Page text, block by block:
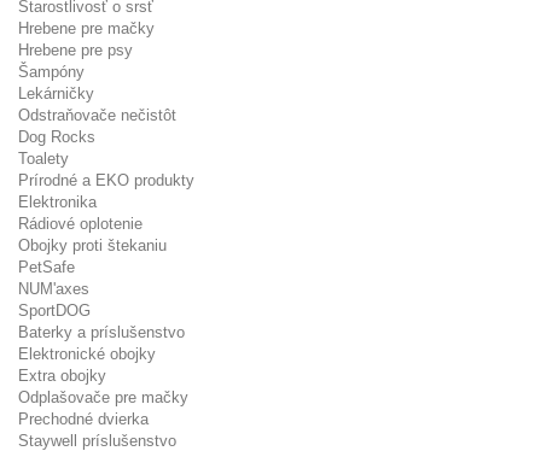
Starostlivosť o srsť
Hrebene pre mačky
Hrebene pre psy
Šampóny
Lekárničky
Odstraňovače nečistôt
Dog Rocks
Toalety
Prírodné a EKO produkty
Elektronika
Rádiové oplotenie
Obojky proti štekaniu
PetSafe
NUM'axes
SportDOG
Baterky a príslušenstvo
Elektronické obojky
Extra obojky
Odplašovače pre mačky
Prechodné dvierka
Staywell príslušenstvo